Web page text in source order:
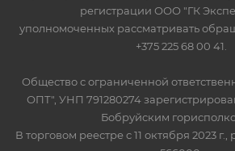
регистрации ООО "ГК
уполномоченных рассматривать
+375 225 68 00 41.
Общество с ограниченной
ОПТ", УНП 791280274
Бобруйским
В торговом реестре с 11 октября 2023